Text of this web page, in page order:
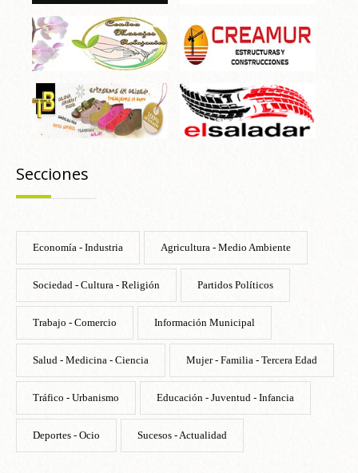
Secciones
Economía - Industria Agricultura - Medio Ambiente
Sociedad - Cultura - Religión Partidos Políticos
Trabajo - Comercio Información Municipal
Salud - Medicina - Ciencia Mujer - Familia - Tercera Edad
Tráfico - Urbanismo Educación - Juventud - Infancia
Deportes - Ocio Sucesos - Actualidad